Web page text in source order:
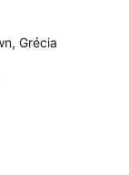
Grécia